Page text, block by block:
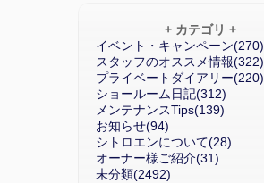
+ カテゴリ +
イベント・キャンペーン(270)
スタッフのオススメ情報(322)
プライベートダイアリー(220)
ショールーム日記(312)
メンテナンスTips(139)
お知らせ(94)
シトロエンについて(28)
オーナー様ご紹介(31)
未分類(2492)